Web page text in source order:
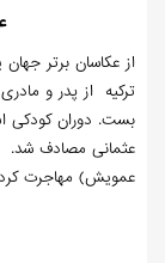
بست. دوران کودکی
عمویش) مهاجرت